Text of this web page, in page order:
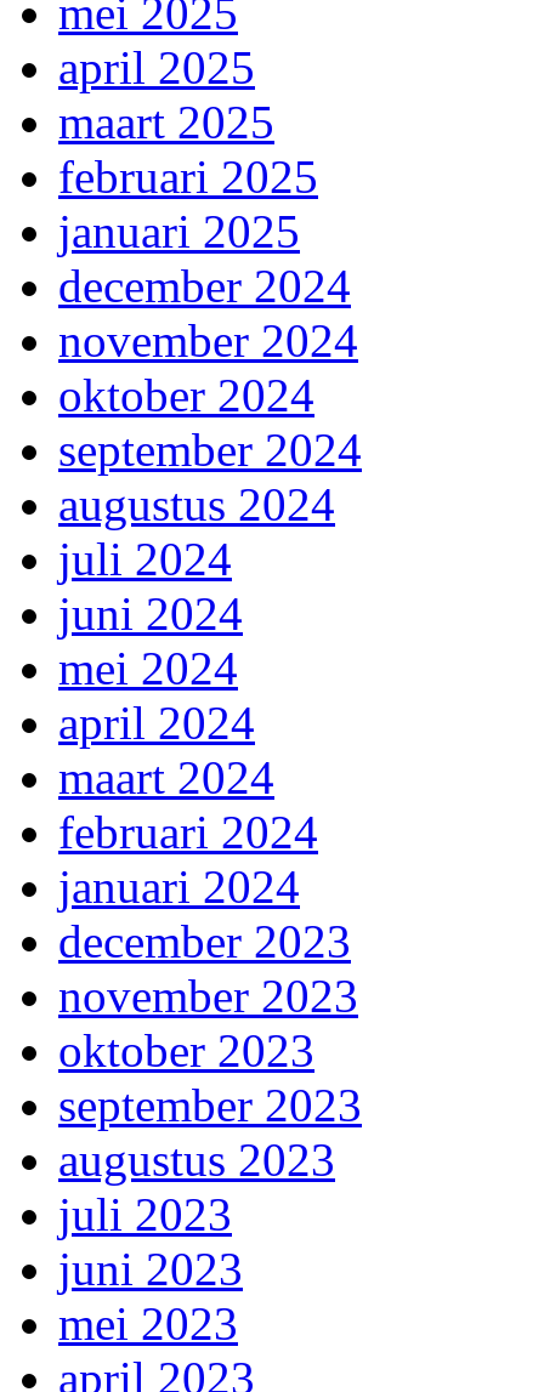
mei 2025
april 2025
maart 2025
februari 2025
januari 2025
december 2024
november 2024
oktober 2024
september 2024
augustus 2024
juli 2024
juni 2024
mei 2024
april 2024
maart 2024
februari 2024
januari 2024
december 2023
november 2023
oktober 2023
september 2023
augustus 2023
juli 2023
juni 2023
mei 2023
april 2023